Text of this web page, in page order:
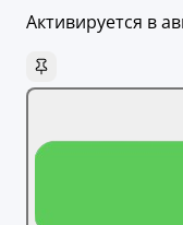
Активируется в